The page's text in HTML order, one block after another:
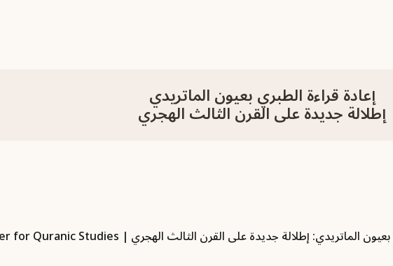
إعادة قراءة الطبري بعيون الماتريدي
إطلالة جديدة على القرن الثالث الهجري